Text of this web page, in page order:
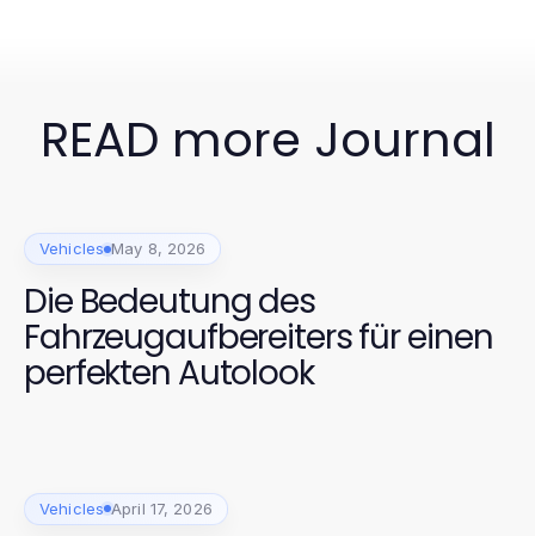
READ more Journal
Vehicles May 8, 2026
Die Bedeutung des
Fahrzeugaufbereiters für einen
perfekten Autolook
Vehicles April 17, 2026